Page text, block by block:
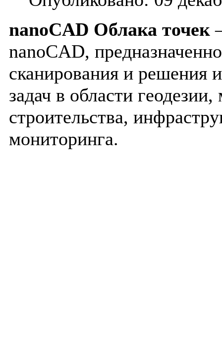
nanoCAD Облака точек
nanoCAD,
сканирования и
задач в области
строительства,
мониторинга.